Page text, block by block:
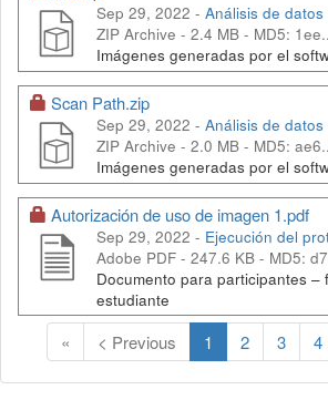
Sep 29, 2022 - Análisis de datos
ZIP Archive - 2.4 MB - MD5:
Imágenes generadas por el
Scan Path.zip
Sep 29, 2022 - Análisis de datos
ZIP Archive - 2.0 MB - MD5:
Imágenes generadas por el
Autorización de uso de imagen 1.pdf
Sep 29, 2022 - Ejecución del
Adobe PDF - 247.6 KB - MD5:
Documento para participantes –
estudiante
« < Previous 1
C
u
2 3 4